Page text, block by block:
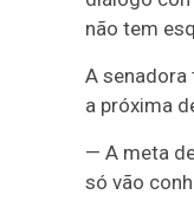
não tem
A senadora
a próxima
— A meta
só vão